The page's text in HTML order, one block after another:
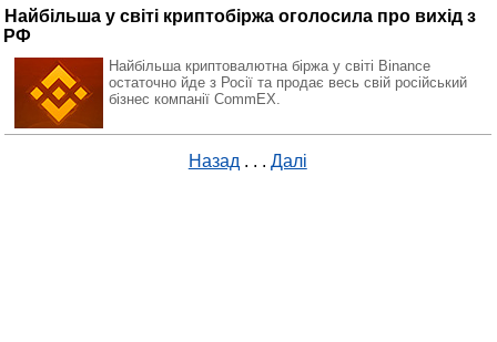
Найбільша у світі криптобіржа оголосила про вихід з
РФ
Найбільша криптовалютна біржа у світі Binancе
остаточно йде з Росії та продає весь свій російський
бізнес компанії CommEX.
Назад . . . Далі